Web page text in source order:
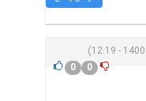
0
0